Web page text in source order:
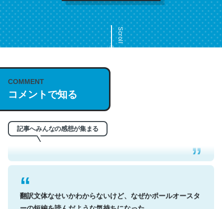
Scroll
COMMENT
コメントで知る
記事へみんなの感想が集まる
これは名文。彼はとてもクレバーなんだろうなと凄く思
う。英語少しでも読める人は原文もお勧め。自分はこの流
─今のこの状況が信じられるかい？ by ラーズ・ヌートバー
翻訳文体なせいかわからないけど、なぜかポールオースタ
ーの短編を読んだような気持ちになった